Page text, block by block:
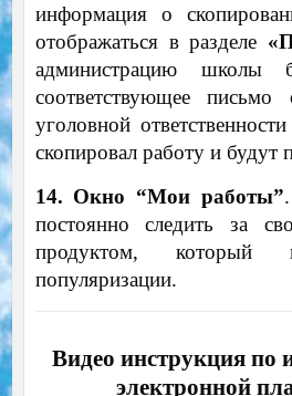
информация о
отображаться в разделе
администрацию школы
соответствующее
уголовной
скопировал работу и
14. Окно “Мои работы”
постоянно следить за
продуктом, который
популяризации.
Видео инструкция по
электронной